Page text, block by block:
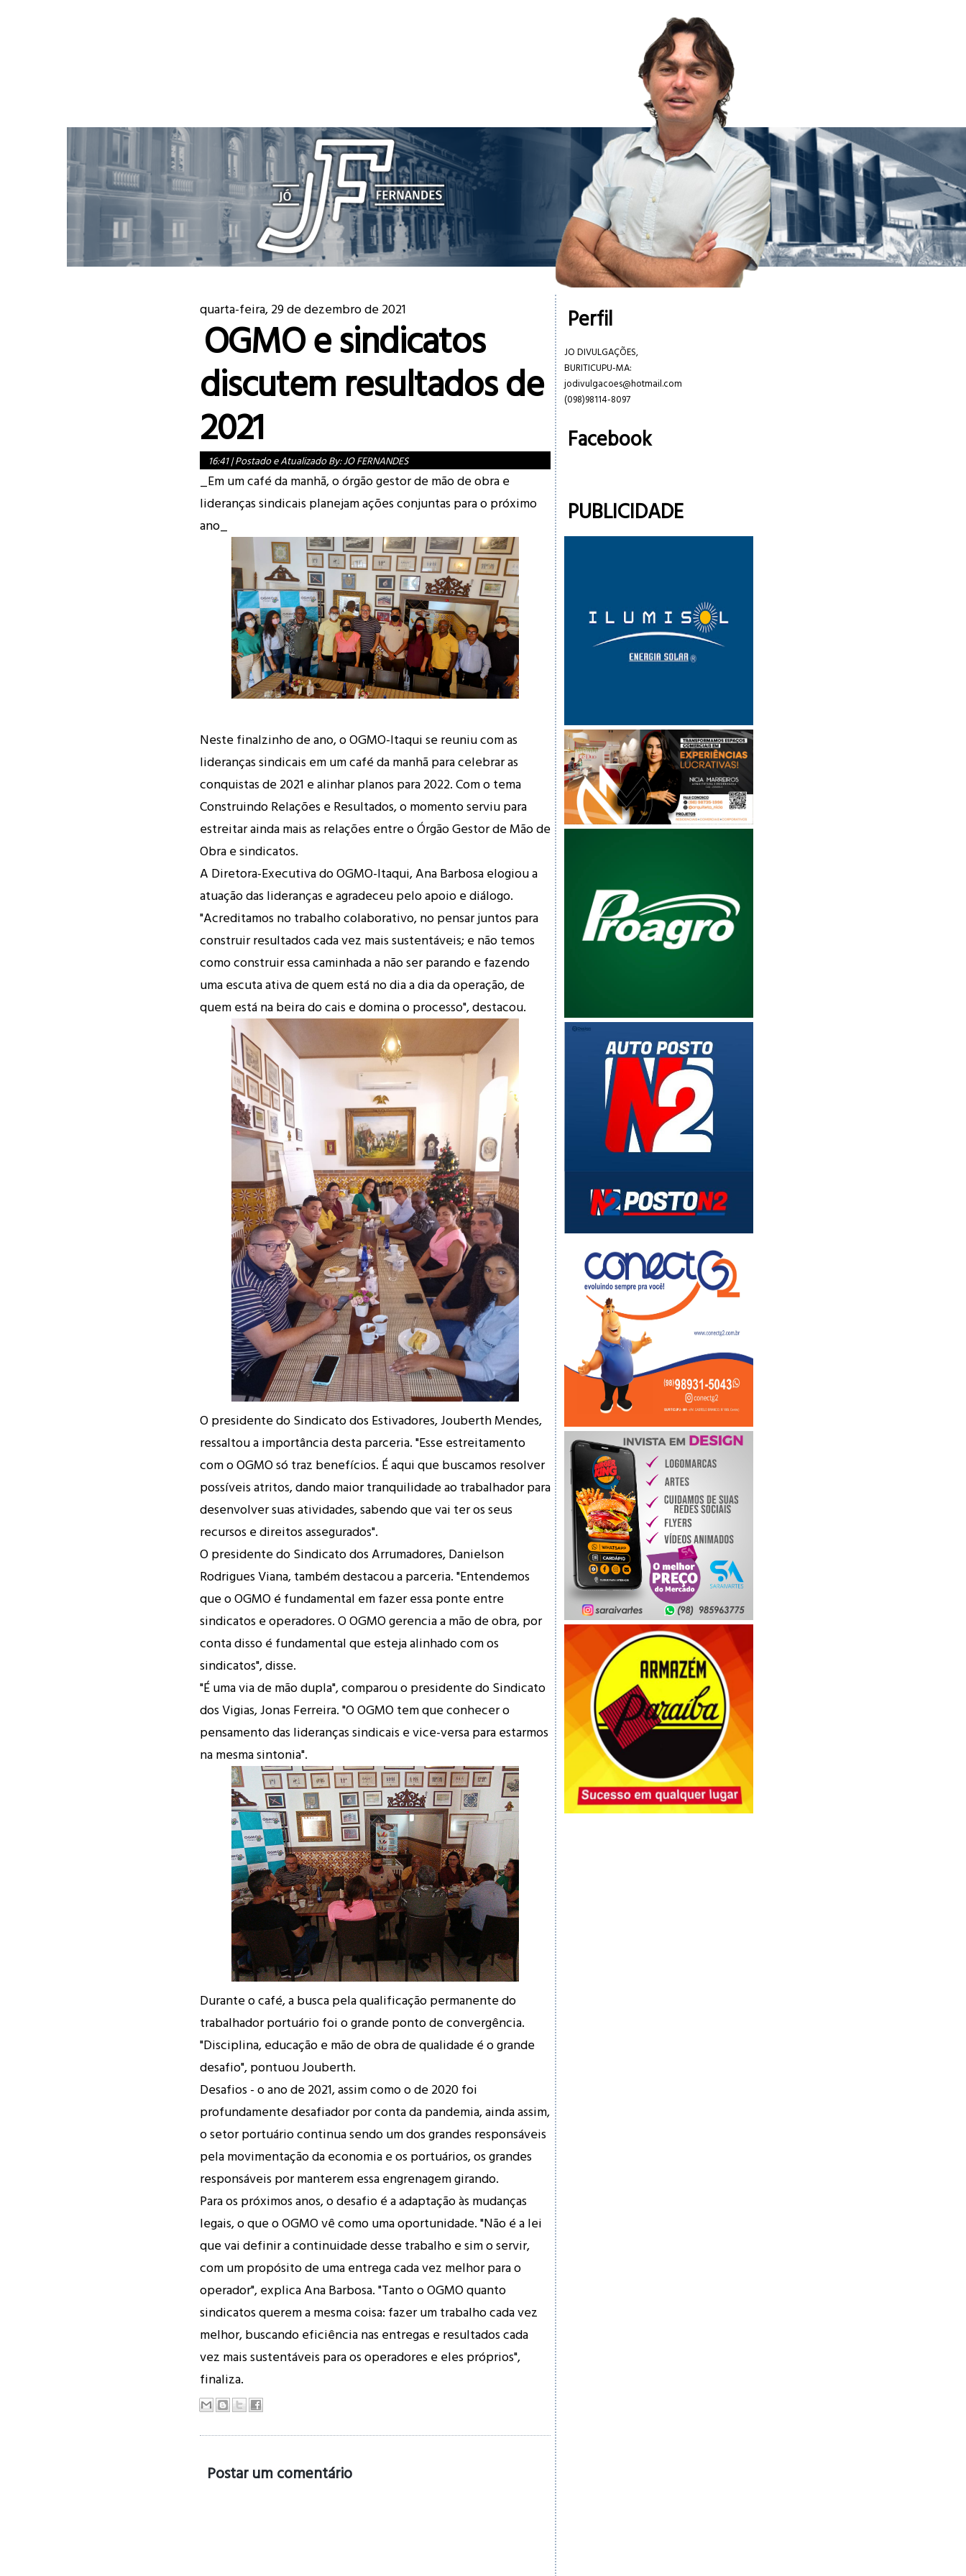
quarta-feira, 29 de dezembro de 2021
OGMO e sindicatos
discutem resultados de
2021
16:41|Postado e Atualizado By:JO FERNANDES
_Em um café da manhã, o órgão gestor de mão de obra e
lideranças sindicais planejam ações conjuntas para o próximo
ano_
Neste finalzinho de ano, o OGMO-Itaqui se reuniu com as
lideranças sindicais em um café da manhã para celebrar as
conquistas de 2021 e alinhar planos para 2022. Com o tema
Construindo Relações e Resultados, o momento serviu para
estreitar ainda mais as relações entre o Órgão Gestor de Mão de
Obra e sindicatos.
A Diretora-Executiva do OGMO-Itaqui, Ana Barbosa elogiou a
atuação das lideranças e agradeceu pelo apoio e diálogo.
"Acreditamos no trabalho colaborativo, no pensar juntos para
construir resultados cada vez mais sustentáveis; e não temos
como construir essa caminhada a não ser parando e fazendo
uma escuta ativa de quem está no dia a dia da operação, de
quem está na beira do cais e domina o processo", destacou.
O presidente do Sindicato dos Estivadores, Jouberth Mendes,
ressaltou a importância desta parceria. "Esse estreitamento
com o OGMO só traz benefícios. É aqui que buscamos resolver
possíveis atritos, dando maior tranquilidade ao trabalhador para
desenvolver suas atividades, sabendo que vai ter os seus
recursos e direitos assegurados".
O presidente do Sindicato dos Arrumadores, Danielson
Rodrigues Viana, também destacou a parceria. "Entendemos
que o OGMO é fundamental em fazer essa ponte entre
sindicatos e operadores. O OGMO gerencia a mão de obra, por
conta disso é fundamental que esteja alinhado com os
sindicatos", disse.
"É uma via de mão dupla", comparou o presidente do Sindicato
dos Vigias, Jonas Ferreira. "O OGMO tem que conhecer o
pensamento das lideranças sindicais e vice-versa para estarmos
na mesma sintonia".
Durante o café, a busca pela qualificação permanente do
trabalhador portuário foi o grande ponto de convergência.
"Disciplina, educação e mão de obra de qualidade é o grande
desafio", pontuou Jouberth.
Desafios - o ano de 2021, assim como o de 2020 foi
profundamente desafiador por conta da pandemia, ainda assim,
o setor portuário continua sendo um dos grandes responsáveis
pela movimentação da economia e os portuários, os grandes
responsáveis por manterem essa engrenagem girando.
Para os próximos anos, o desafio é a adaptação às mudanças
legais, o que o OGMO vê como uma oportunidade. "Não é a lei
que vai definir a continuidade desse trabalho e sim o servir,
com um propósito de uma entrega cada vez melhor para o
operador", explica Ana Barbosa. "Tanto o OGMO quanto
sindicatos querem a mesma coisa: fazer um trabalho cada vez
melhor, buscando eficiência nas entregas e resultados cada
vez mais sustentáveis para os operadores e eles próprios",
finaliza.
Postar um comentário
Perfil
JO DIVULGAÇÕES,
BURITICUPU-MA:
jodivulgacoes@hotmail.com
(098)98114-8097
Facebook
PUBLICIDADE